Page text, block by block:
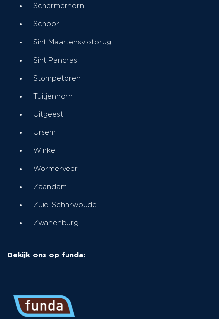
Schermerhorn
Schoorl
Sint Maartensvlotbrug
Sint Pancras
Stompetoren
Tuitjenhorn
Uitgeest
Ursem
Winkel
Wormerveer
Zaandam
Zuid-Scharwoude
Zwanenburg
Bekijk ons op funda: